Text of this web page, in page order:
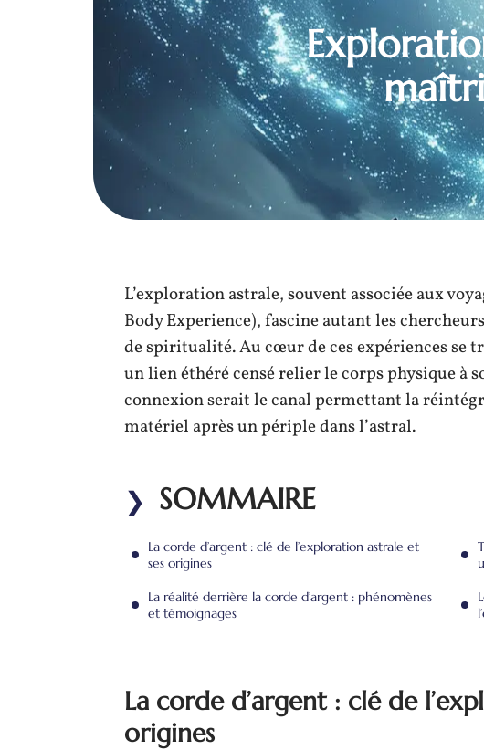
L’exploration astrale, souvent associée aux
Body Experience), fascine autant les
de spiritualité. Au cœur de ces expériences se
un lien éthéré censé relier le corps physique à
connexion serait le canal permettant la
matériel après un périple dans l’astral.
SOMMAIRE
La corde d’argent : clé de l’exploration astrale et
ses origines
La réalité derrière la corde d’argent : phénomènes
et témoignages
La corde d’argent : clé de
origines